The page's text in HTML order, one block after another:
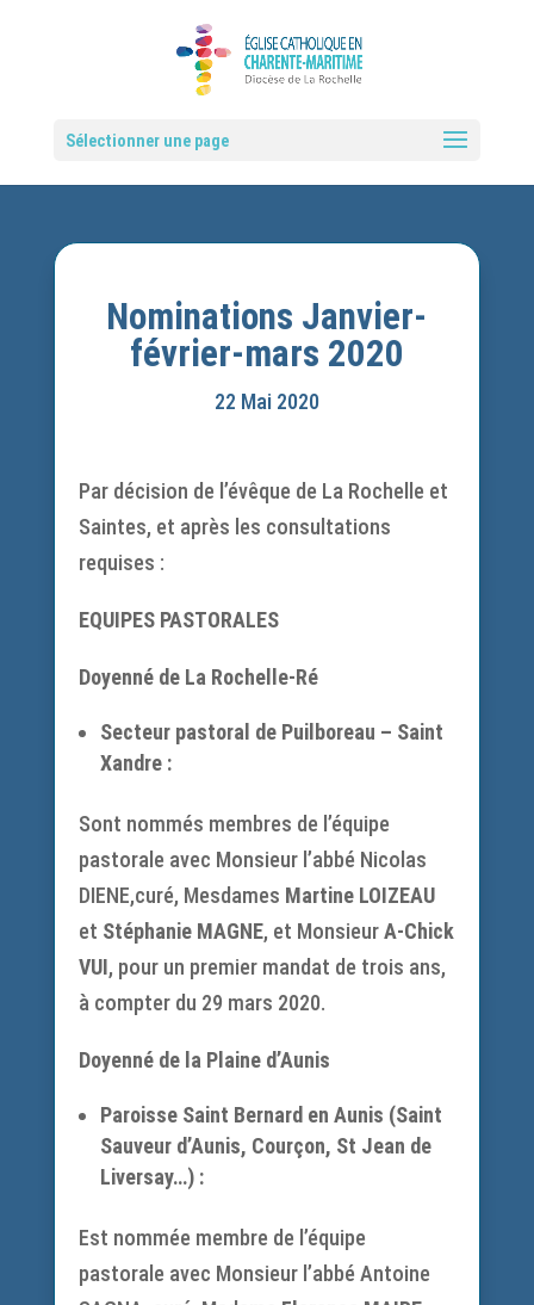
Sélectionner une page
Nominations Janvier-
février-mars 2020
22 Mai 2020
Par décision de l’évêque de La Rochelle et
Saintes, et après les consultations
requises :
EQUIPES PASTORALES
Doyenné de La Rochelle-Ré
Secteur pastoral de Puilboreau – Saint
Xandre :
Sont nommés membres de l’équipe
pastorale avec Monsieur l’abbé Nicolas
DIENE,curé, Mesdames Martine LOIZEAU
et Stéphanie MAGNE, et MonsieurA-Chick
VUI, pour un premier mandat de trois ans,
à compter du 29 mars 2020.
Doyenné de la Plaine d’Aunis
Paroisse Saint Bernard en Aunis (Saint
Sauveur d’Aunis, Courçon, St Jean de
Liversay…) :
Est nommée membre de l’équipe
pastorale avec Monsieur l’abbé Antoine